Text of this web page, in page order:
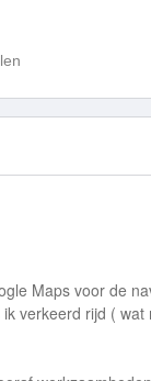
Maps voor de
verkeerd rijd (